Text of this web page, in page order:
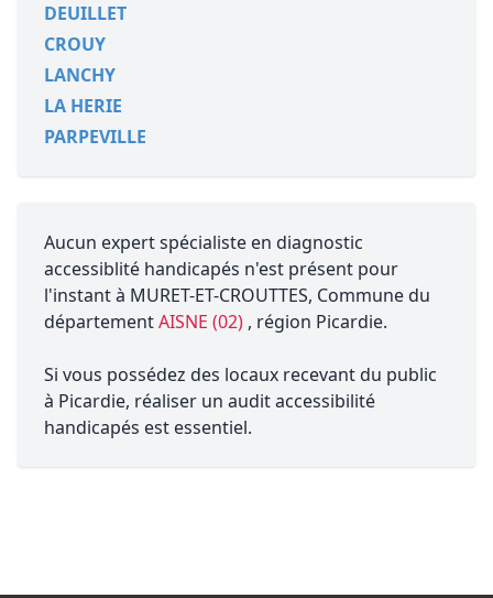
DEUILLET
CROUY
LANCHY
LA HERIE
PARPEVILLE
Aucun expert spécialiste en diagnostic
accessiblité handicapés n'est présent pour
l'instant à MURET-ET-CROUTTES, Commune du
départementAISNE (02) , région Picardie.
Si vous possédez des locaux recevant du public
à Picardie, réaliser un audit accessibilité
handicapés est essentiel.